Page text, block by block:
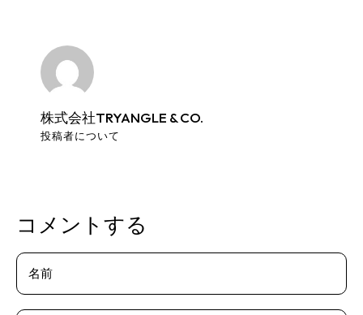
株式会社TRYANGLE & CO.
投稿者について
コメントする